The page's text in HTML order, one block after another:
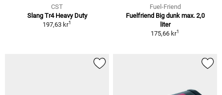
CST
Slang Tr4 Heavy Duty
197,63 kr1
Fuel-Friend
Fuelfriend Big dunk max. 2,0
liter
175,66 kr1